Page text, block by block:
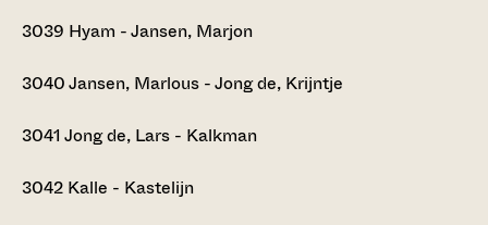
3039 Hyam - Jansen, Marjon
3040Jansen, Marlous - Jong de, Krijntje
3041 Jong de, Lars - Kalkman
3042 Kalle - Kastelijn